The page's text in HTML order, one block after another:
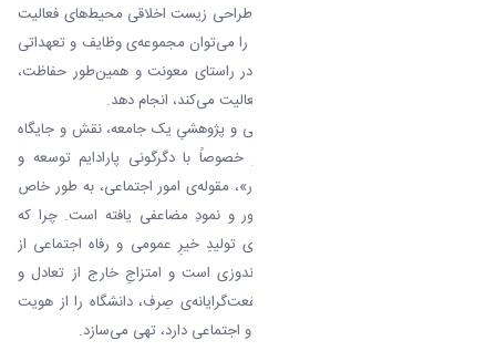
حقوق عامه‌های مختلف و … با هدف باز طراحی زیست اخلاقی محیط‌های فعالیت
خود است. به عبارت دیگر، امور اجتماعی را می‌توان مجموعه‌ی وظایف و تعهداتی
دانست که یک نهاد یا سازمان بایستی در راستای معونت و همین‌طور حفاظت،
صیانت و مراقبت از جامعه‌ای که در آن فعالیت می‌کند، انجام دهد.
دانشگاه به مثابه‌ی عالی‌ترین نهاد آموزشی و پژوهشیِ یک جامعه، نقش و جایگاه
ویژه و ذوابعادی در این زمینه دارد و خصوصاً با دگرگونی پارادایم توسعه و
موضوعیت یافتنِ مفهومِ «توسعه‌ی پایدار»، مقوله‌ی امور اجتماعی، به طور خاص
در دانشگاه‌های نسل چهارم، پایگاه، تبلور و نمودِ مضاعفی یافته است. چرا که
اساساً فلسفه‌ی وجودی دانشگاه، بر مبنای تولیدِ خیرِ عمومی و رفاه اجتماعی از
شاهراه خردورزی، علم آموزی و دانش‌اندوزی است و امتزاجِ خارج از تعادل و
افراط‌گونه‌ی آن با منطق‌های مادی و منفعت‌گرایانه‌ی صِرف، دانشگاه را از هویت
ذاتی و تاریخیِ خود که سرشتی فرهنگی و اجتماعی دارد، تهی می‌سازد.